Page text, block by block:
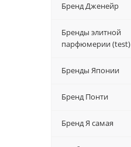
Бренд Дженейр
Бренды элитной
парфюмерии (test)
Бренды Японии
Бренд Понти
Бренд Я самая